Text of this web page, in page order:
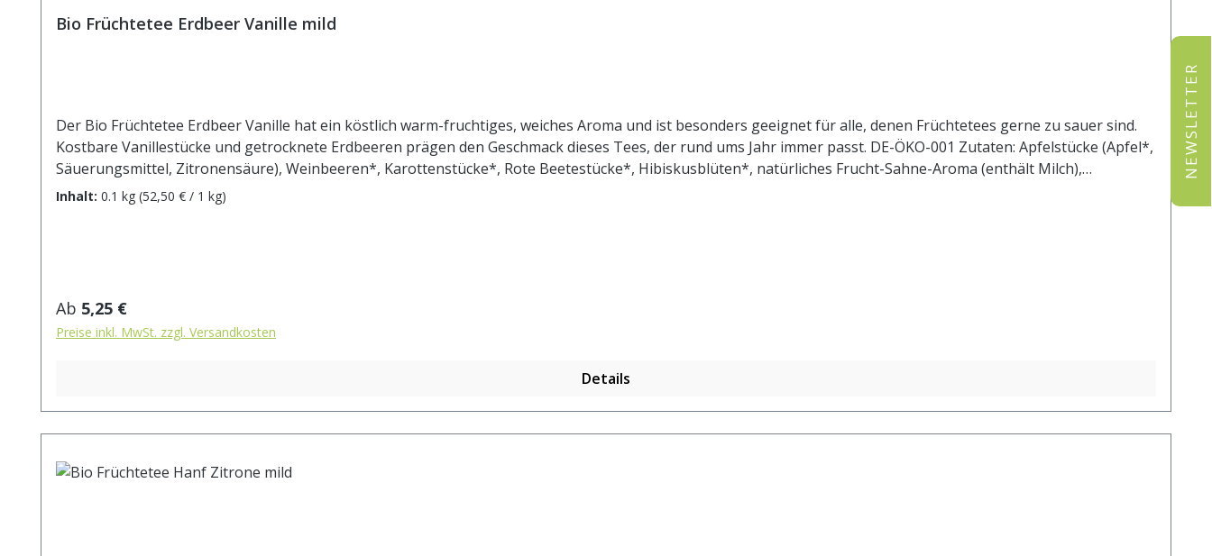
Bio Früchtetee Erdbeer Vanille mild
Der Bio Früchtetee Erdbeer Vanille hat ein köstlich warm-fruchtiges, weiches Aroma und ist besonders geeignet für alle, denen Früchtetees gerne zu sauer sind.
Kostbare Vanillestücke und getrocknete Erdbeeren prägen den Geschmack dieses Tees, der rund ums Jahr immer passt. DE-ÖKO-001 Zutaten: Apfelstücke (Apfel*,
Säuerungsmittel, Zitronensäure), Weinbeeren*, Karottenstücke*, Rote Beetestücke*, Hibiskusblüten*, natürliches Frucht-Sahne-Aroma (enthält Milch),
Erdbeerstücke* (1%), Vanillestücke* (0,5%). * aus kontrolliert biologischem Anbau. Zubereitung: ca. 20g Tee mit 1 l. kochendem Wasser aufgiessen. Ziehzeit:
max.10 min.
Inhalt: 0.1 kg (52,50 € / 1 kg)
Regulärer Preis:
Ab 5,25 €
Preise inkl. MwSt. zzgl. Versandkosten
Details
NEWSLETTER